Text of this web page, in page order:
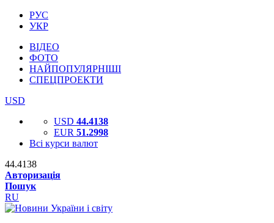
РУС
УКР
ВІДЕО
ФОТО
НАЙПОПУЛЯРНІШІ
СПЕЦПРОЕКТИ
USD
USD 44.4138
EUR 51.2998
Всі курси валют
44.4138
Авторизація
Пошук
RU